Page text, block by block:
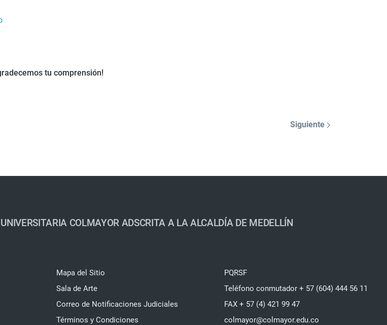
tu comprensión!
Siguiente
COLMAYOR ADSCRITA A LA ALCALDÍA DE MEDELLÍN
Mapa del Sitio
Sala de Arte
Correo de Notificaciones Judiciales
Términos y Condiciones
PQRSF
Teléfono conmutador + 57 (604) 444 56 11
FAX + 57 (4) 421 99 47
colmayor@colmayor.edu.co